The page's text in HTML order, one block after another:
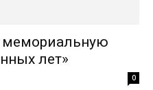
мемориальную
лет»
0